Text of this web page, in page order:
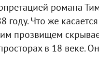
романа
Что же
прозвищем
в 18 веке.